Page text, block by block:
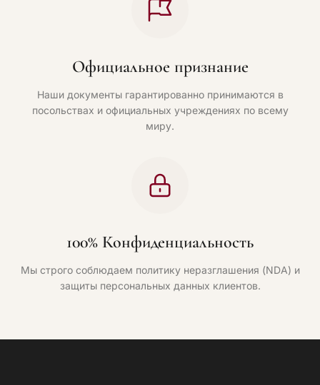
Официальное признание
Наши документы гарантированно принимаются в
посольствах и официальных учреждениях по всему
миру.
100% Конфиденциальность
Мы строго соблюдаем политику неразглашения (NDA) и
защиты персональных данных клиентов.